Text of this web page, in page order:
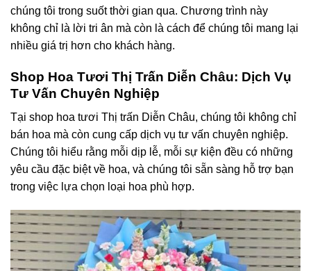
chúng tôi trong suốt thời gian qua. Chương trình này
không chỉ là lời tri ân mà còn là cách để chúng tôi mang lại
nhiều giá trị hơn cho khách hàng.
Shop Hoa Tươi Thị Trấn Diễn Châu: Dịch Vụ
Tư Vấn Chuyên Nghiệp
Tại shop hoa tươi Thị trấn Diễn Châu, chúng tôi không chỉ
bán hoa mà còn cung cấp dịch vụ tư vấn chuyên nghiệp.
Chúng tôi hiểu rằng mỗi dịp lễ, mỗi sự kiện đều có những
yêu cầu đặc biệt về hoa, và chúng tôi sẵn sàng hỗ trợ bạn
trong việc lựa chọn loại hoa phù hợp.